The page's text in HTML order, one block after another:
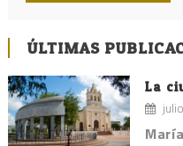
ÚLTIMAS
La